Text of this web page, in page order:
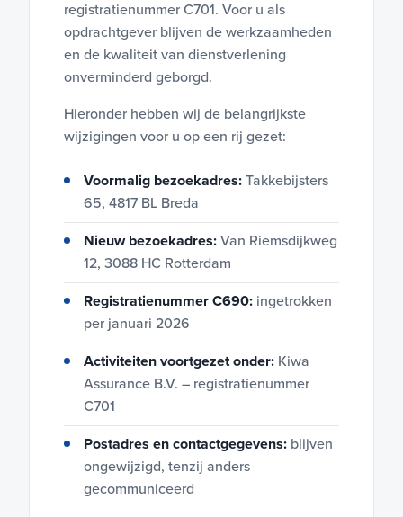
registratienummer C701. Voor u als
opdrachtgever blijven de werkzaamheden
en de kwaliteit van dienstverlening
onverminderd geborgd.
Hieronder hebben wij de belangrijkste
wijzigingen voor u op een rij gezet:
Voormalig bezoekadres: Takkebijsters
65, 4817 BL Breda
Nieuw bezoekadres: Van Riemsdijkweg
12, 3088 HC Rotterdam
Registratienummer C690: ingetrokken
per januari 2026
Activiteiten voortgezet onder: Kiwa
Assurance B.V. – registratienummer
C701
Postadres en contactgegevens: blijven
ongewijzigd, tenzij anders
gecommuniceerd